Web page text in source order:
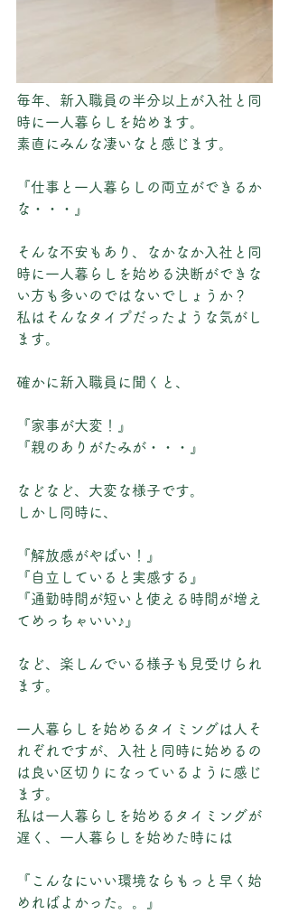
毎年、新入職員の半分以上が入社と同
時に一人暮らしを始めます。
素直にみんな凄いなと感じます。
『仕事と一人暮らしの両立ができるか
な・・・』
そんな不安もあり、なかなか入社と同
時に一人暮らしを始める決断ができな
い方も多いのではないでしょうか？
私はそんなタイプだったような気がし
ます。
確かに新入職員に聞くと、
『家事が大変！』
『親のありがたみが・・・』
などなど、大変な様子です。
しかし同時に、
『解放感がやばい！』
『自立していると実感する』
『通勤時間が短いと使える時間が増え
てめっちゃいい♪』
など、楽しんでいる様子も見受けられ
ます。
一人暮らしを始めるタイミングは人そ
れぞれですが、入社と同時に始めるの
は良い区切りになっているように感じ
ます。
私は一人暮らしを始めるタイミングが
遅く、一人暮らしを始めた時には
『こんなにいい環境ならもっと早く始
めればよかった。。』